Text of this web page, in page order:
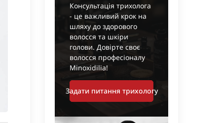
Консультація трихолога
- це важливий крок на
шляху до здорового
волосся та шкіри
голови. Довірте своє
волосся професіоналу
Minoxidilia!
Задати питання трихологу